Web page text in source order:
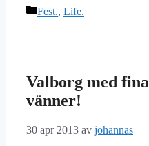
Kategorier
Fest., Life.
Valborg med fina
vänner!
30 apr 2013 av johannas